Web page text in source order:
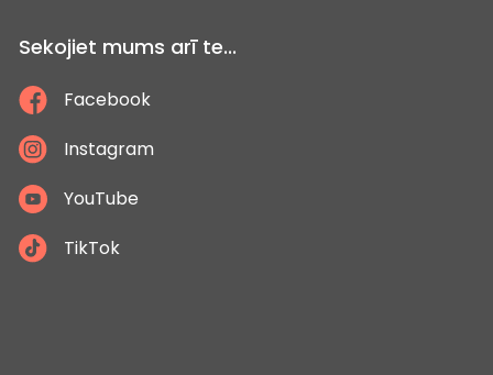
Sekojiet mums arī te...
Facebook
Instagram
YouTube
TikTok